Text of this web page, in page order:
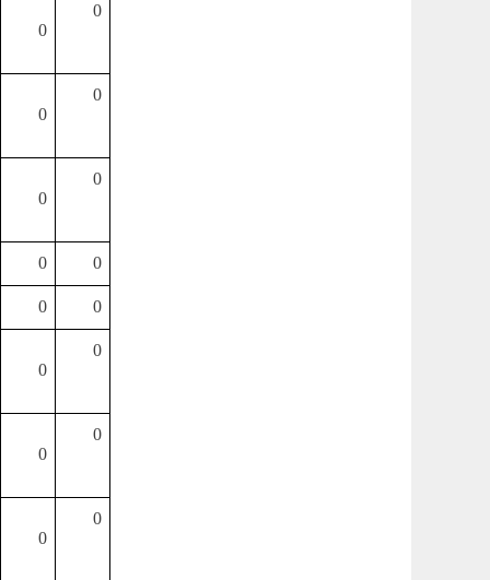
0
0
0
0
0
0
0 0
0 0
0
0
0
0
0
0